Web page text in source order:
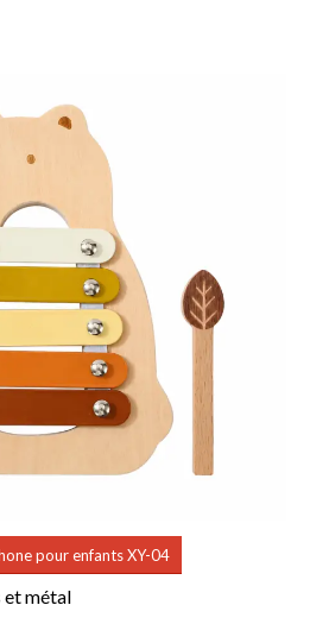
pour enfants XY-04
et métal